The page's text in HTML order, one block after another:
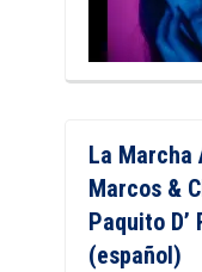
La Marcha
Marcos &
Paquito
(español)